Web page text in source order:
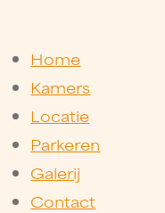
Home
Kamers
Locatie
Parkeren
Galerij
Contact